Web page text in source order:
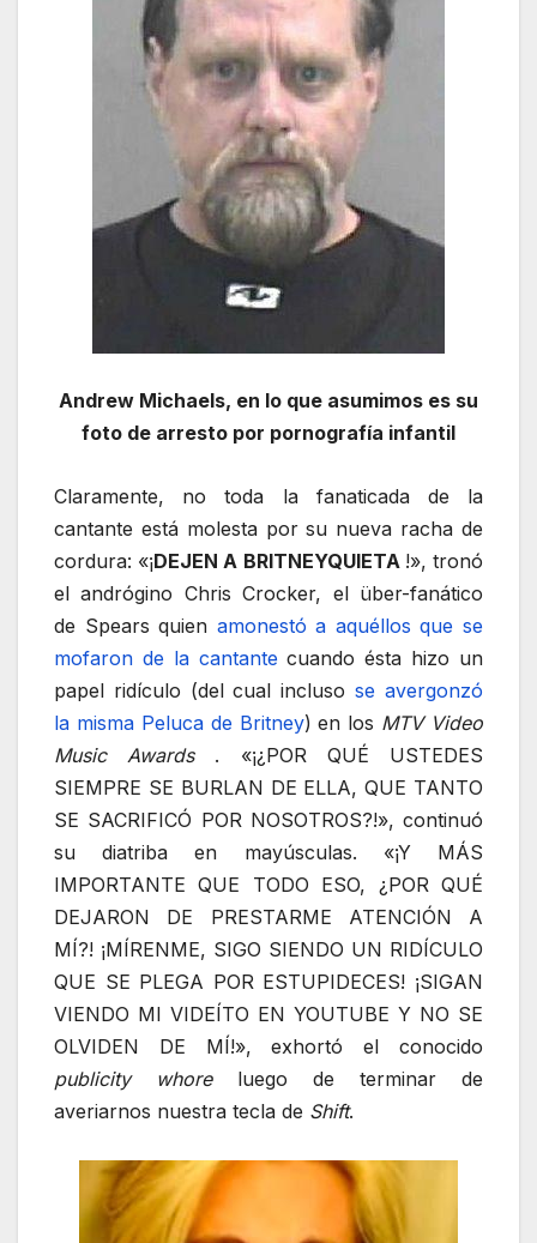
Andrew Michaels, en lo que asumimos es su
foto de arresto por pornografía infantil
Claramente, no toda la fanaticada de la
cantante está molesta por su nueva racha de
cordura: «¡DEJEN A BRITNEYQUIETA !», tronó
el andrógino Chris Crocker, el über-fanático
de Spears quien amonestó a aquéllos que se
mofaron de la cantante cuando ésta hizo un
papel ridículo (del cual inclusose avergonzó
la misma Peluca de Britney) en los MTV Video
Music Awards. «¡¿POR QUÉ USTEDES
SIEMPRE SE BURLAN DE ELLA, QUE TANTO
SE SACRIFICÓ POR NOSOTROS?!», continuó
su diatriba en mayúsculas. «¡Y MÁS
IMPORTANTE QUE TODO ESO, ¿POR QUÉ
DEJARON DE PRESTARME ATENCIÓN A
MÍ?! ¡MÍRENME, SIGO SIENDO UN RIDÍCULO
QUE SE PLEGA POR ESTUPIDECES! ¡SIGAN
VIENDO MI VIDEÍTO EN YOUTUBE Y NO SE
OLVIDEN DE MÍ!», exhortó el conocido
publicity whoreluego de terminar de
averiarnos nuestra tecla de Shift.